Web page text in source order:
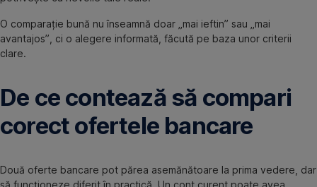
O comparație bună nu înseamnă doar „mai ieftin” sau „mai
avantajos”, ci o alegere informată, făcută pe baza unor criterii
clare.
De ce contează să compari
corect ofertele bancare
Două oferte bancare pot părea asemănătoare la prima vedere, dar
să funcționeze diferit în practică. Un cont curent poate avea